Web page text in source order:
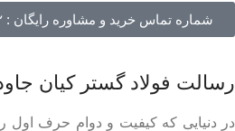
شماره تماس خرید و مشاوره رایگان : ۳۱۸۸۲-۰۵۱
رسالت فولاد گستر کیان
در دنیایی که کیفیت و دوام حرف اول